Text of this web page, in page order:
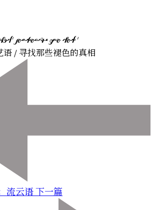
    
/ 寻找那些褪色的真相
流云语下一篇